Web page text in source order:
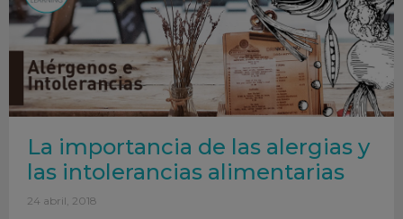
La importancia de las alergias y
las intolerancias alimentarias
24 abril, 2018